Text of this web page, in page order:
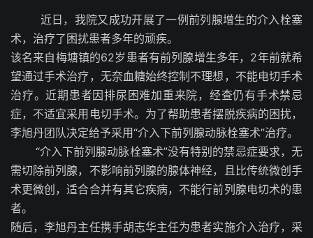
近日，我院又成功开展了一例前列腺增生的介入栓塞
术，治疗了困扰患者多年的顽疾。
该名来自梅塘镇的62岁患者有前列腺增生多年，2年前就希
望通过手术治疗，无奈血糖始终控制不理想，不能电切手术
治疗。近期患者因排尿困难加重来院，经查仍有手术禁忌
症，不适宜采用电切手术。为了帮助患者摆脱疾病的困扰，
李旭丹团队决定给予采用“介入下前列腺动脉栓塞术”治疗。
“介入下前列腺动脉栓塞术”没有特别的禁忌症要求，无
需切除前列腺，不影响前列腺的腺体神经，且比传统微创手
术更微创，适合合并有其它疾病，不能行前列腺电切术的患
者。
随后，李旭丹主任携手胡志华主任为患者实施介入治疗，采